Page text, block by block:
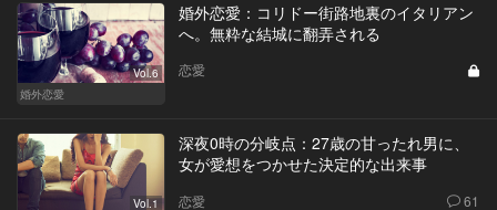
Vol.6
婚外恋愛
婚外恋愛：コリドー街路地裏のイタリアン
へ。無粋な結城に翻弄される
恋愛
Vol.1
深夜0時の分岐点：27歳の甘ったれ男に、
女が愛想をつかせた決定的な出来事
恋愛 61